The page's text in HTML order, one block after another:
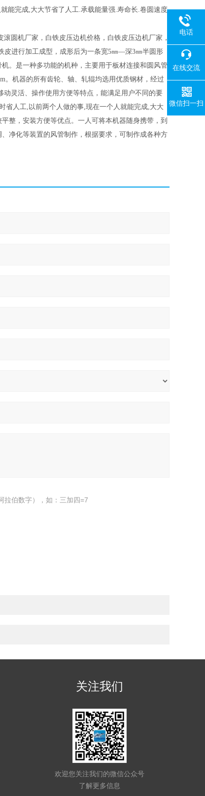
能完成,大大节省了人工.承载能量强.寿命长.卷圆速度
圆机厂家，白铁皮压边机价格，白铁皮压边机厂家，
皮进行加工成型，成形后为一条宽5㎜—深3㎜半圆形
。是一种多功能的机种，主要用于板材连接和圆风管
。机器的所有齿轮、轴、轧辊均选用优质钢材，经过
灵活、操作使用方便等特点，能满足用户不同的要
省人工,以前两个人做的事,现在一个人就能完成,大大
整，安装方便等优点。一人可将本机器随身携带，到
净化等装置的风管制作，根据要求，可制作成各种方
拉伯数字），如：三加四=7
关注我们
欢迎您关注我们的微信公众号
了解更多信息
电话
在线交流
微信扫一扫